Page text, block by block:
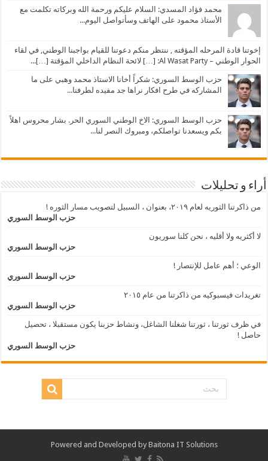
محمد فؤاد المسدي: السلام عليكم ورحمة الله وبركاته تكلمت مع
الأستاذ محمود على الهاتف وسأتواصل اليوم...
إخوتنا قادة المرحله المؤقته , ننتظر منكم دعوتنا للقيام بواجبنا الوطني, في لقاء
الحوار الوطني – Al Wasat Party: […] لائحة النظام الداخلي المؤقتة […]...
حزب الوسط السوري: شكراً أخانا الاستاذ محمد وهبي على ما
المشاركه في طرح افكار نراها جد مفيده لطرفنا...
حزب الوسط السوري: الاخ الوطني السوري الحر. بشار محروس اهلاً
بكم ويسعدنا تواصلكم، ومبروك النصر لنا...
أراء و تحليلات
من ذاكرتنا الثوريه لعام ٢٠١٩، بعنوان ، السبيل لتصويب مسار الثوره !
حزب الوسط السوري
لا أكثريه ولا أقليه ، نحن كلنا سوريون
حزب الوسط السوري
الوعي ؛ أهم عامل للإنتصار !
حزب الوسط السوري
تغريدات فيسبوكيه من ذاكرتنا من عام ٢٠١٥
حزب الوسط السوري
في ظرف ثورتنا ، ثورتنا شغلنا الشاغل، ونشاط حزبنا يكون مستقبلا ، تحصيل
حاصل !
حزب الوسط السوري
Powered and Developed by Baitona IT Solutions